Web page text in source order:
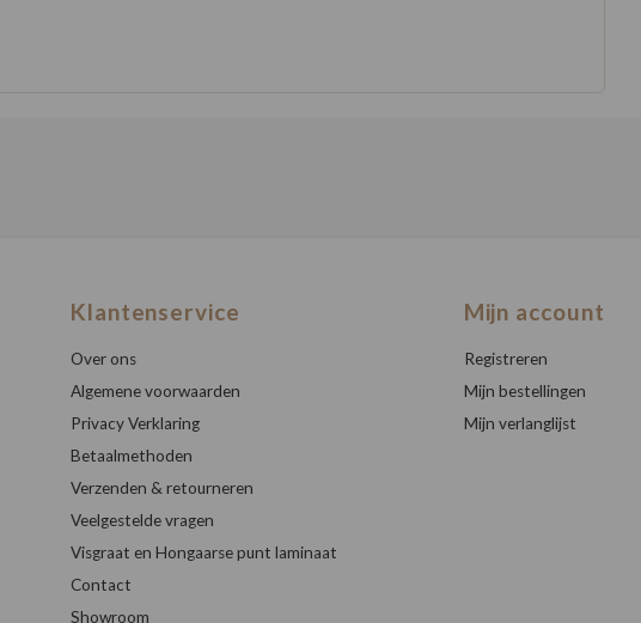
Klantenservice
Over ons
Algemene voorwaarden
Privacy Verklaring
Betaalmethoden
Verzenden & retourneren
Veelgestelde vragen
Visgraat en Hongaarse punt laminaat
Contact
Showroom
Mijn account
Registreren
Mijn bestellingen
Mijn verlanglijst